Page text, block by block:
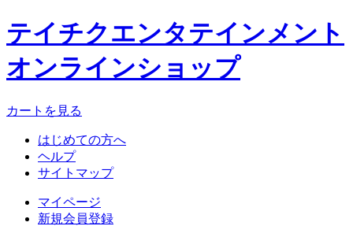
テイチクエンタテインメント
オンラインショップ
カートを見る
はじめての方へ
ヘルプ
サイトマップ
マイページ
新規会員登録